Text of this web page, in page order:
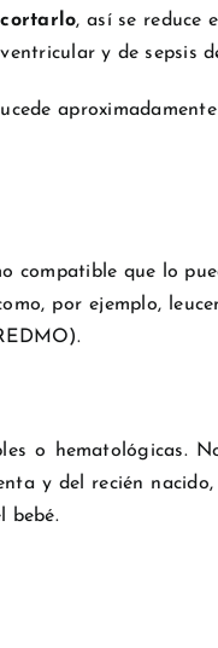
, así se reduce
y de sepsis
compatible que lo
por ejemplo,
o hematológicas.
y del recién
bebé.